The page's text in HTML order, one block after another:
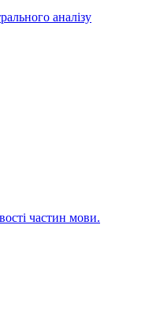
аналізу
частин мови.